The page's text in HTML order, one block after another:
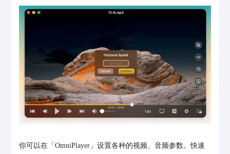
你可以在「OmniPlayer」设置各种的视频、音频参数。快速